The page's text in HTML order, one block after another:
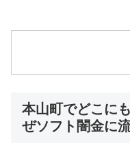
本山町でどこに
ぜソフト闇金に